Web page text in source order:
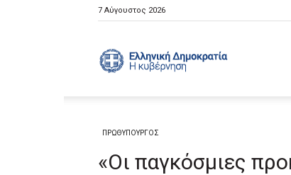
7 Αύγουστος 2026
ΠΡΩΘΥΠΟΥΡΓΟΣ
«Οι παγκόσμιες